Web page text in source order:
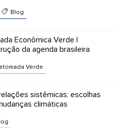
Blog
Econômica Verde |
da agenda brasileira
Verde
sistêmicas: escolhas
climáticas